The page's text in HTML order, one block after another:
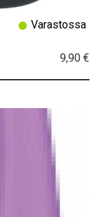
9,90 €
Varastossa